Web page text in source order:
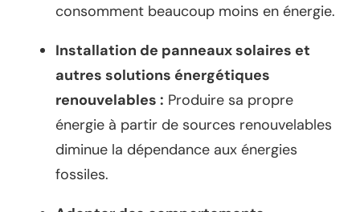
consomment beaucoup moins en énergie.
Installation de panneaux solaires et
autres solutions énergétiques
renouvelables : Produire sa propre
énergie à partir de sources renouvelables
diminue la dépendance aux énergies
fossiles.